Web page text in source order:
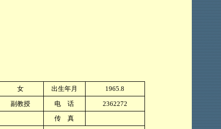
女 出生年月
1965.8
副教授 电 话
2362272
传 真